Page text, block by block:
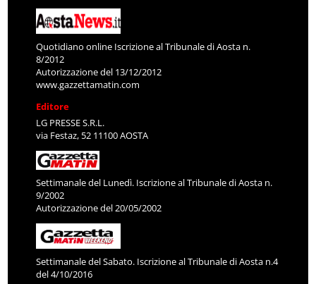
Quotidiano online Iscrizione al Tribunale di Aosta n.
8/2012
Autorizzazione del 13/12/2012
www.gazzettamatin.com
Editore
LG PRESSE S.R.L.
via Festaz, 52 11100 AOSTA
Settimanale del Lunedì. Iscrizione al Tribunale di Aosta n.
9/2002
Autorizzazione del 20/05/2002
Settimanale del Sabato. Iscrizione al Tribunale di Aosta n.4
del 4/10/2016